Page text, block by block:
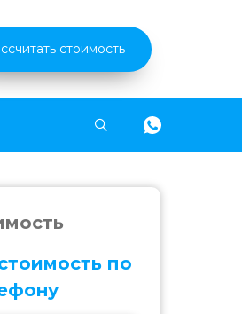
стоимость
Найти
по